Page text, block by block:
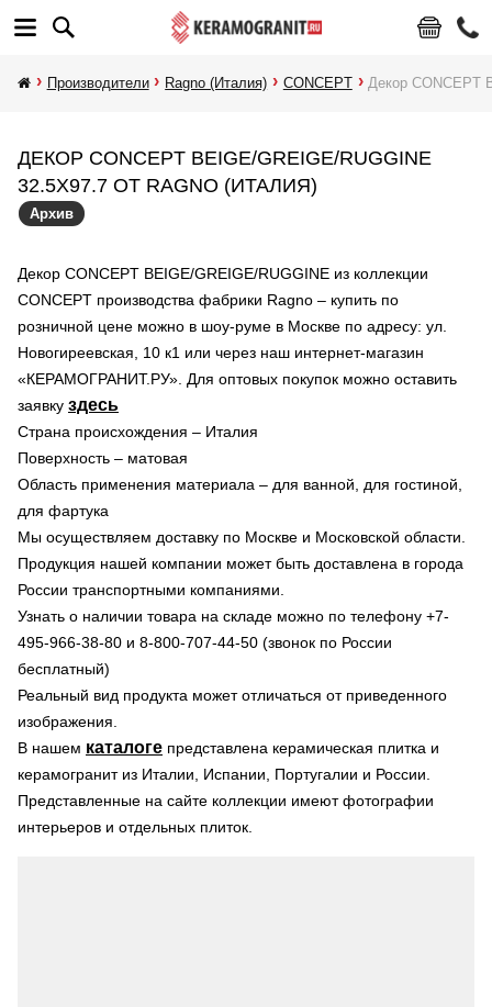
Производители Ragno (Италия) CONCEPT Декор CONCEPT
ДЕКОР CONCEPT BEIGE/GREIGE/RUGGINE
32.5X97.7 ОТ RAGNO (ИТАЛИЯ)
Архив
Декор CONCEPT BEIGE/GREIGE/RUGGINE из коллекции
CONCEPT производства фабрики Ragno – купить по
розничной цене можно в шоу-руме в Москве по адресу: ул.
Новогиреевская, 10 к1 или через наш интернет-магазин
«КЕРАМОГРАНИТ.РУ». Для оптовых покупок можно оставить
заявку здесь
Страна происхождения – Италия
Поверхность – матовая
Область применения материала – для ванной, для гостиной,
для фартука
Мы осуществляем доставку по Москве и Московской области.
Продукция нашей компании может быть доставлена в города
России транспортными компаниями.
Узнать о наличии товара на складе можно по телефону +7-
495-966-38-80 и 8-800-707-44-50 (звонок по России
бесплатный)
Реальный вид продукта может отличаться от приведенного
изображения.
В нашем каталоге представлена керамическая плитка и
керамогранит из Италии, Испании, Португалии и России.
Представленные на сайте коллекции имеют фотографии
интерьеров и отдельных плиток.